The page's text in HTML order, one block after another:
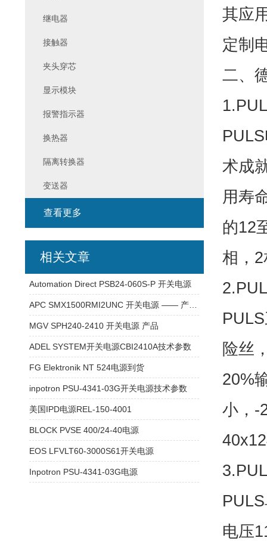
其应
定制
二、
术成
用寿
的12
相，
险丝
20%
小，-
电压
继电器
接触器
夹头穿芯
显示模块
报警指示器
换热器
隔离转换器
变送器
查看更多
相关文章
Automation Direct PSB24-060S-P 开关电源
MGV SPH240-2410 开关电源 产品
ADEL SYSTEM开关电源CBI2410A技术参数
FG Elektronik NT 524电源到货
inpotron PSU-4341-03G开关电源技术参数
美国IPD电源REL-150-4001
BLOCK PVSE 400/24-40电源
EOS LFVLT60-3000S61开关电源
Inpotron PSU-4341-03G电源